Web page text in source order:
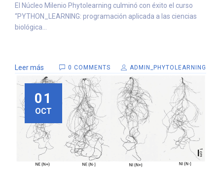
El Núcleo Milenio Phytolearning culminó con éxito el curso
“PYTHON_LEARNING: programación aplicada a las ciencias
biológica...
Leer más 0 COMMENTS ADMIN_PHYTOLEARNING
01
OCT